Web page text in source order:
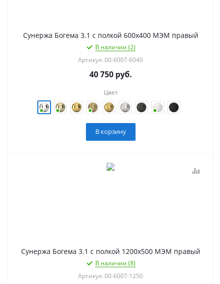
Сунержа Богема 3.1 с полкой 600х400 МЭМ правый
В наличии (2)
Артикул: 00-6007-6040
40 750руб.
Цвет
В корзину
Сунержа Богема 3.1 с полкой 1200х500 МЭМ правый
В наличии (8)
Артикул: 00-6007-1250